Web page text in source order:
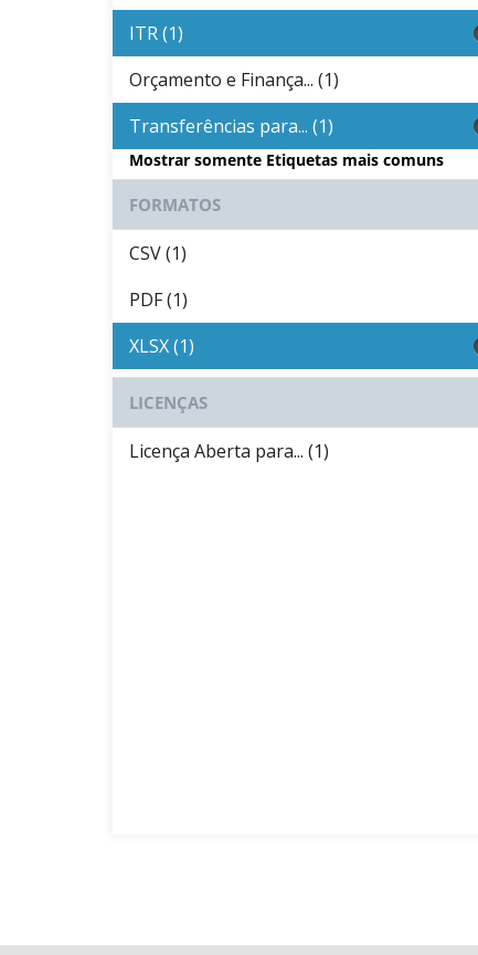
ITR (1)
Orçamento e Finança... (1)
Transferências para... (1)
Mostrar somente Etiquetas mais comuns
FORMATOS
CSV (1)
PDF (1)
XLSX (1)
LICENÇAS
Licença Aberta para... (1)